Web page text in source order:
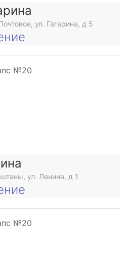
ул. Гагарина, д 5
№20
ул. Ленина, д 1
№20